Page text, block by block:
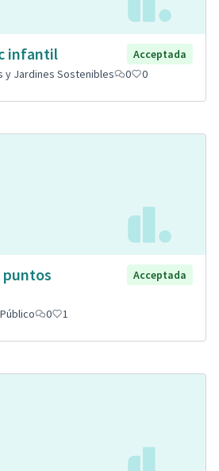
infantil
Acceptada
y Jardines Sostenibles 0 0
puntos
Acceptada
0 1